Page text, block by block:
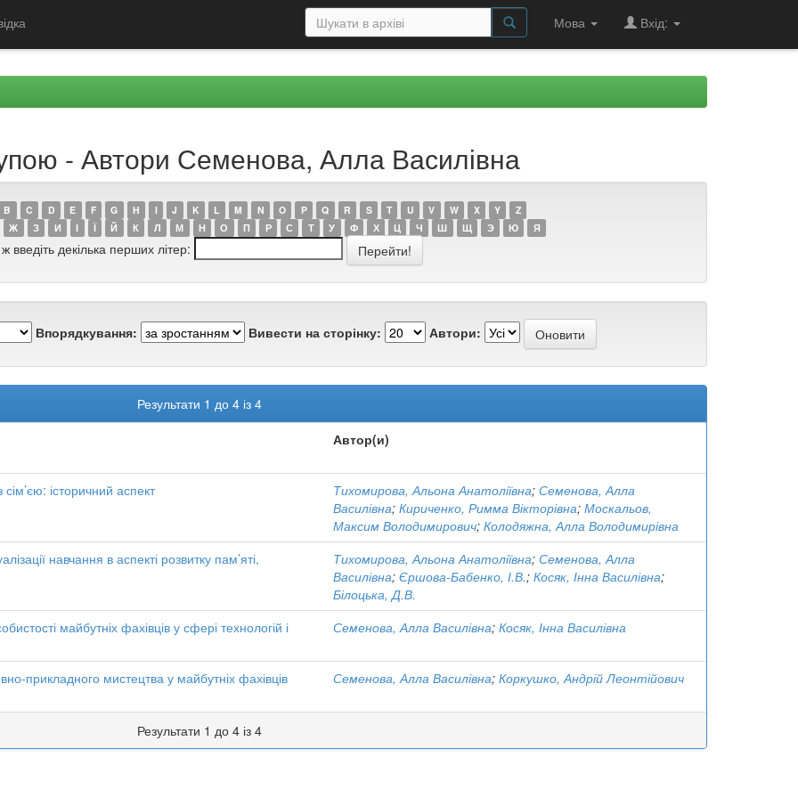
Мова Вхід:
- Автори Семенова, Алла Василівна
B C D E F G H I J K L M N O P Q R S T U V W X Y
Z
Ж З И І Ї Й К Л М Н О П Р С Т У Ф Х Ц Ч Ш Щ Э Ю Я
введіть декілька перших літер:
Впорядкування: Вивести на сторінку: Автори:
Результати 1 до 4 із 4
Автор(и)
сім’єю: історичний аспект Тихомирова, Альона Анатоліївна; Семенова, Алла
Василівна; Кириченко, Римма Вікторівна; Москальов,
Максим Володимирович; Колодяжна, Алла Володимирівна
навчання в аспекті розвитку пам’яті,
Тихомирова, Альона Анатоліївна; Семенова, Алла
Василівна; Єршова-Бабенко, І.В.; Косяк, Інна Василівна;
Білоцька, Д.В.
майбутніх фахівців у сфері технологій і
Семенова, Алла Василівна; Косяк, Інна Василівна
прикладного мистецтва у майбутніх фахівців
Семенова, Алла Василівна; Коркушко, Андрій Леонтійович
Результати 1 до 4 із 4